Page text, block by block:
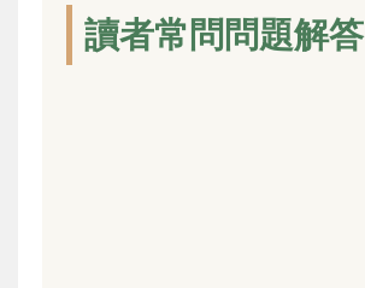
讀者常問問題解答